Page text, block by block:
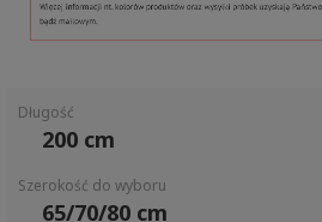
Długość
200 cm
Szerokość do wyboru
65/70/80 cm